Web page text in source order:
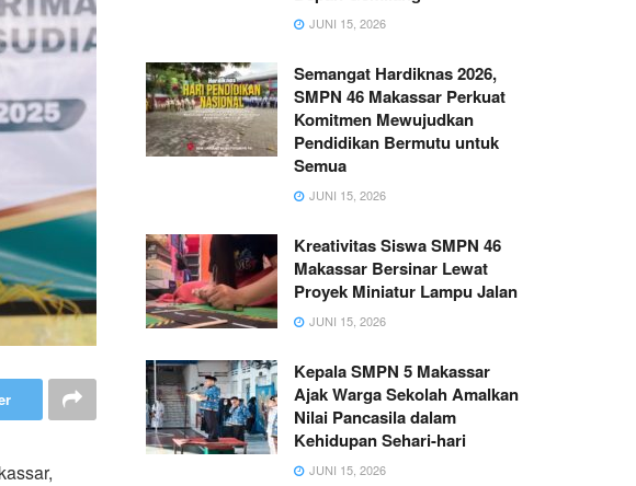
JUNI 15, 2026
Semangat Hardiknas 2026,
SMPN 46 Makassar Perkuat
Komitmen Mewujudkan
Pendidikan Bermutu untuk
Semua
JUNI 15, 2026
Kreativitas Siswa SMPN 46
Makassar Bersinar Lewat
Proyek Miniatur Lampu Jalan
JUNI 15, 2026
Kepala SMPN 5 Makassar
Ajak Warga Sekolah Amalkan
Nilai Pancasila dalam
Kehidupan Sehari-hari
JUNI 15, 2026